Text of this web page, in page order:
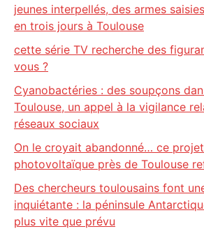
jeunes interpellés, des armes
en trois jours à Toulouse
cette série TV recherche des
vous ?
Cyanobactéries : des soupçons
Toulouse, un appel à la vigilance
réseaux sociaux
On le croyait abandonné… ce
photovoltaïque près de Toulouse
Des chercheurs toulousains font
inquiétante : la péninsule
plus vite que prévu